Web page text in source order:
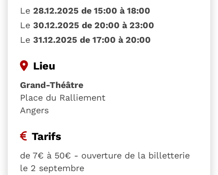
Le 28.12.2025 de 15:00 à 18:00
Le 30.12.2025 de 20:00 à 23:00
Le 31.12.2025 de 17:00 à 20:00
Lieu
Grand-Théâtre
Place du Ralliement
Angers
Tarifs
de 7€ à 50€ - ouverture de la billetterie
le 2 septembre